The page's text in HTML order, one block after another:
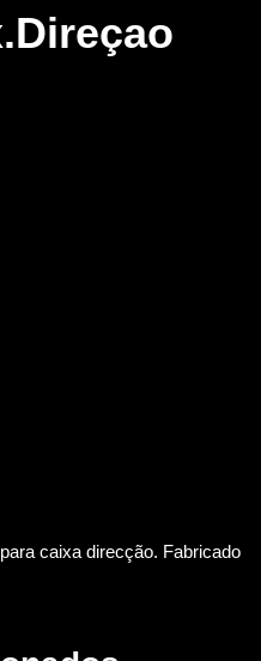
caixa direcção. Fabricado